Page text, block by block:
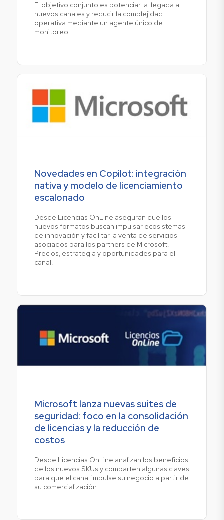
El objetivo conjunto es potenciar la llegada a
nuevos canales y reducir la complejidad
operativa mediante un agente único de
monitoreo.
Novedades en Copilot: integración
nativa y modelo de licenciamiento
escalonado
Desde Licencias OnLine aseguran que los
nuevos formatos buscan impulsar ecosistemas
de innovación y facilitar la venta de servicios
asociados para los partners de Microsoft.
Precios, estrategia y oportunidades para el
canal.
Microsoft lanza nuevas suites de
seguridad: foco en la consolidación
de licencias y la reducción de
costos
Desde Licencias OnLine analizan los beneficios
de los nuevos SKUs y comparten algunas claves
para que el canal impulse su negocio a partir de
su comercialización.